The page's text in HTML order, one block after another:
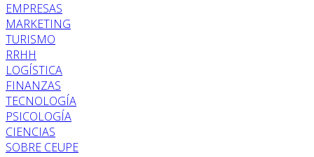
EMPRESAS
MARKETING
TURISMO
RRHH
LOGÍSTICA
FINANZAS
TECNOLOGÍA
PSICOLOGÍA
CIENCIAS
SOBRE CEUPE